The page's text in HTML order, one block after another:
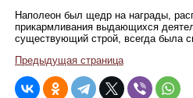
Наполеон был щедр на награды,
прикармливания выдающихся
существующий строй, всегда была
Предыдущая страница